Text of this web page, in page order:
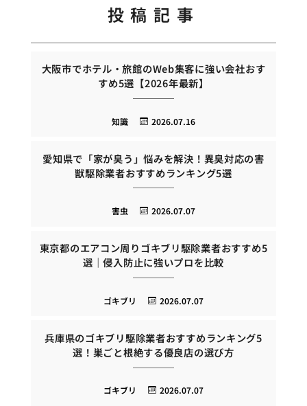
投稿記事
大阪市でホテル・旅館のWeb集客に強い会社おす
すめ5選【2026年最新】
2026.07.16
知識
愛知県で「家が臭う」悩みを解決！異臭対応の害
獣駆除業者おすすめランキング5選
2026.07.07
害虫
東京都のエアコン周りゴキブリ駆除業者おすすめ5
選｜侵入防止に強いプロを比較
2026.07.07
ゴキブリ
兵庫県のゴキブリ駆除業者おすすめランキング5
選！巣ごと根絶する優良店の選び方
2026.07.07
ゴキブリ